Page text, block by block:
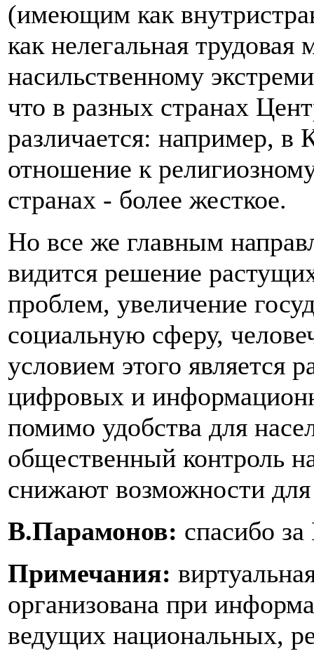
(имеющим как
как нелегальная
насильственному
что в разных странах
различается: например, в
отношение к
странах - более жесткое.
Но все же главным
видится решение
проблем, увеличение
социальную сферу,
условием этого является
цифровых и
помимо удобства для
общественный контроль
снижают возможности
В.Парамонов: спасибо
Примечания:
организована при
ведущих национальных,